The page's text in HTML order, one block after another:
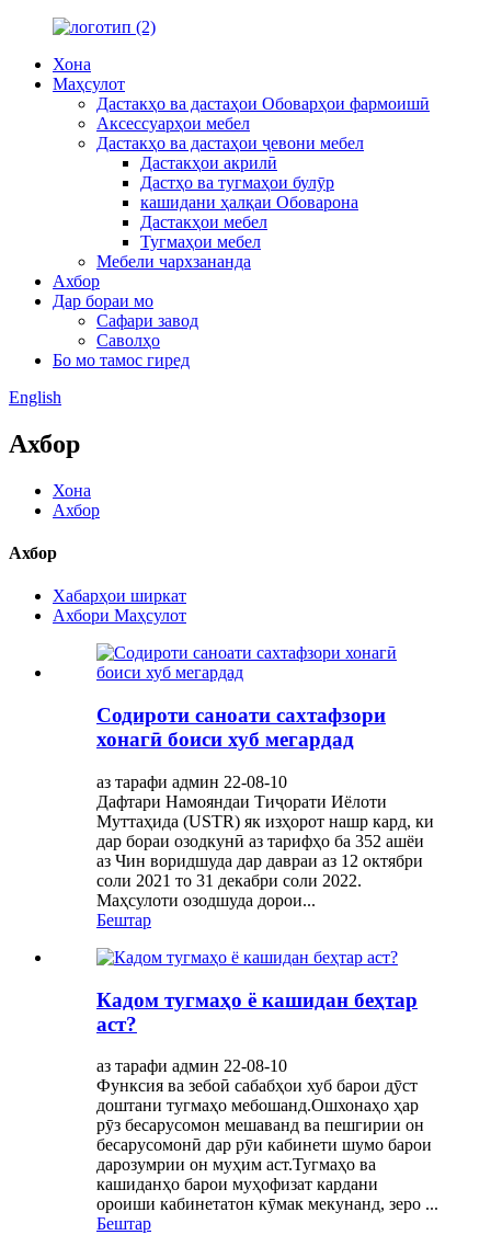
Хона
Маҳсулот
Дастакҳо ва дастаҳои Обоварҳои фармоишӣ
Аксессуарҳои мебел
Дастакҳо ва дастаҳои ҷевони мебел
Дастакҳои акрилӣ
Дастҳо ва тугмаҳои булӯр
кашидани ҳалқаи Обоварона
Дастакҳои мебел
Тугмаҳои мебел
Мебели чархзананда
Ахбор
Дар бораи мо
Сафари завод
Саволҳо
Бо мо тамос гиред
English
Ахбор
Хона
Ахбор
Ахбор
Хабарҳои ширкат
Ахбори Маҳсулот
Содироти саноати сахтафзори
хонагӣ боиси хуб мегардад
аз тарафи админ 22-08-10
Дафтари Намояндаи Тиҷорати Иёлоти
Муттаҳида (USTR) як изҳорот нашр кард, ки
дар бораи озодкунӣ аз тарифҳо ба 352 ашёи
аз Чин воридшуда дар давраи аз 12 октябри
соли 2021 то 31 декабри соли 2022.
Маҳсулоти озодшуда дорои...
Бештар
Кадом тугмаҳо ё кашидан беҳтар
аст?
аз тарафи админ 22-08-10
Функсия ва зебоӣ сабабҳои хуб барои дӯст
доштани тугмаҳо мебошанд.Ошхонаҳо ҳар
рӯз бесарусомон мешаванд ва пешгирии он
бесарусомонӣ дар рӯи кабинети шумо барои
дарозумрии он муҳим аст.Тугмаҳо ва
кашиданҳо барои муҳофизат кардани
ороиши кабинетатон кӯмак мекунанд, зеро ...
Бештар